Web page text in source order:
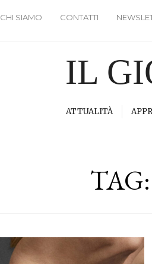
CHI SIAMO CONTATTI
IL
ATTUALITÀ
TAG: